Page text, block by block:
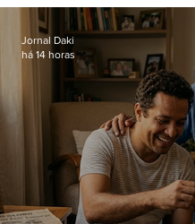
Hospital do Andaraí
Jornal Daki
há 14 horas